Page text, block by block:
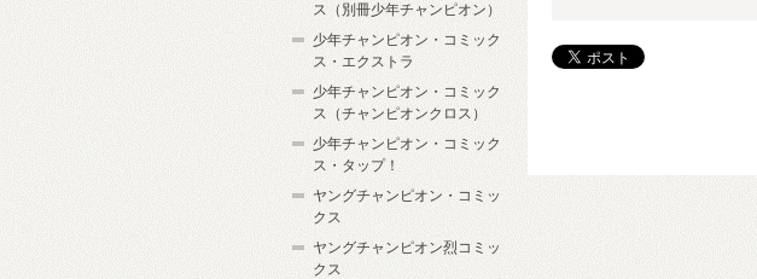
ス（別冊少年チャンピオン）
少年チャンピオン・コミック
ス・エクストラ
少年チャンピオン・コミック
ス（チャンピオンクロス）
少年チャンピオン・コミック
ス・タップ！
ヤングチャンピオン・コミッ
クス
ヤングチャンピオン烈コミッ
クス